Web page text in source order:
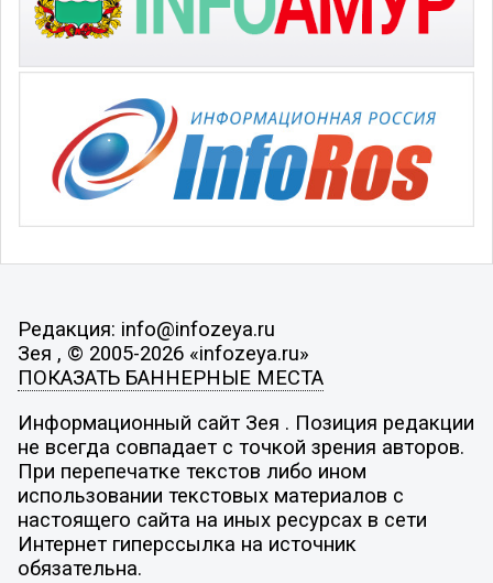
Редакция: info@infozeya.ru
Зея , © 2005-2026 «infozeya.ru»
ПОКАЗАТЬ БАННЕРНЫЕ МЕСТА
Информационный сайт Зея . Позиция редакции
не всегда совпадает с точкой зрения авторов.
При перепечатке текстов либо ином
использовании текстовых материалов с
настоящего сайта на иных ресурсах в сети
Интернет гиперссылка на источник
обязательна.